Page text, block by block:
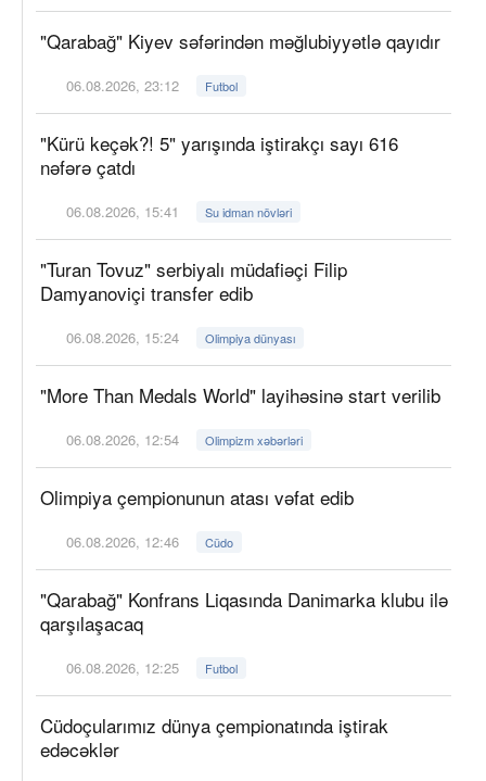
"Qarabağ" Kiyev səfərindən məğlubiyyətlə qayıdır
06.08.2026, 23:12 Futbol
"Kürü keçək?! 5" yarışında iştirakçı sayı 616
nəfərə çatdı
06.08.2026, 15:41 Su idman növləri
"Turan Tovuz" serbiyalı müdafiəçi Filip
Damyanoviçi transfer edib
06.08.2026, 15:24 Olimpiya dünyası
"More Than Medals World" layihəsinə start verilib
06.08.2026, 12:54 Olimpizm xəbərləri
Olimpiya çempionunun atası vəfat edib
06.08.2026, 12:46 Cüdo
"Qarabağ" Konfrans Liqasında Danimarka klubu ilə
qarşılaşacaq
06.08.2026, 12:25 Futbol
Cüdoçularımız dünya çempionatında iştirak
edəcəklər